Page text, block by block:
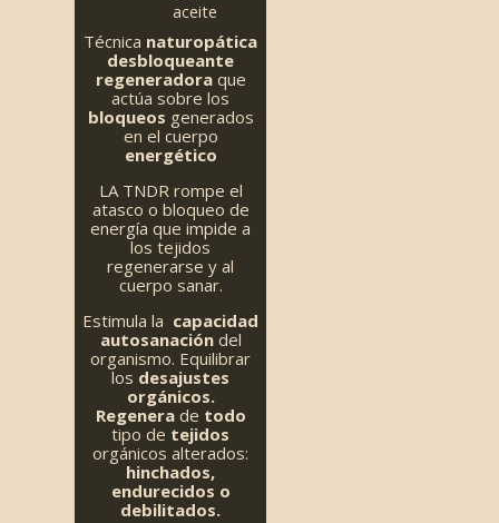
Técnica naturopática
desbloqueante
regeneradoraque
actúa sobre los
bloqueos generados
en el cuerpo
energético
LA TNDR rompe el
atasco o bloqueo de
energía que impide a
los tejidos
regenerarse y al
cuerpo sanar.
Estimula la capacidad
autosanación del
organismo. Equilibrar
los desajustes
orgánicos.
Regenerade todo
tipo de tejidos
orgánicos alterados:
hinchados,
endurecidos o
debilitados.